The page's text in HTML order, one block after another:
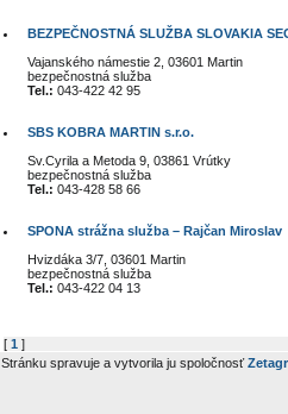
BEZPEČNOSTNÁ SLUŽBA SLOVAKIA
Vajanského námestie 2, 03601 Martin
bezpečnostná služba
Tel.: 043-422 42 95
SBS KOBRA MARTIN s.r.o.
Sv.Cyrila a Metoda 9, 03861 Vrútky
bezpečnostná služba
Tel.: 043-428 58 66
SPONA strážna služba – Rajčan Miroslav
Hvizdáka 3/7, 03601 Martin
bezpečnostná služba
Tel.: 043-422 04 13
[ 1 ]
Stránku spravuje a vytvorila ju spoločnosť